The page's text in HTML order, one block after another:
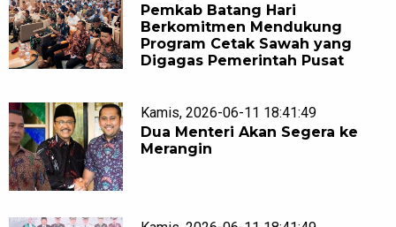
Pemkab Batang Hari
Berkomitmen Mendukung
Program Cetak Sawah yang
Digagas Pemerintah Pusat
Kamis, 2026-06-11 18:41:49
Dua Menteri Akan Segera ke
Merangin